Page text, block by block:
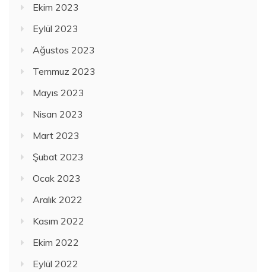
Ekim 2023
Eylül 2023
Ağustos 2023
Temmuz 2023
Mayıs 2023
Nisan 2023
Mart 2023
Şubat 2023
Ocak 2023
Aralık 2022
Kasım 2022
Ekim 2022
Eylül 2022